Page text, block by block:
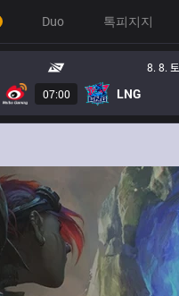
Duo 톡피지지
8. 8. 토
07:00 LNG